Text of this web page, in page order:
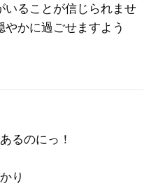
いることが信じられませ
かに過ごせますよう
るのにっ！
り